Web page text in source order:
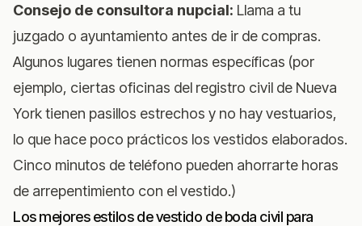
Consejo de consultora nupcial: Llama a tu
juzgado o ayuntamiento antes de ir de compras.
Algunos lugares tienen normas específicas (por
ejemplo, ciertas oficinas del registro civil de Nueva
York tienen pasillos estrechos y no hay vestuarios,
lo que hace poco prácticos los vestidos elaborados.
Cinco minutos de teléfono pueden ahorrarte horas
de arrepentimiento con el vestido.)
Los mejores estilos de vestido de boda civil para